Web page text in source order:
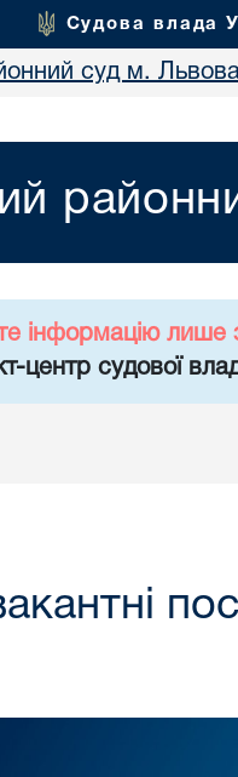
Судова влада
суд м.
інформацію лише
центр судової